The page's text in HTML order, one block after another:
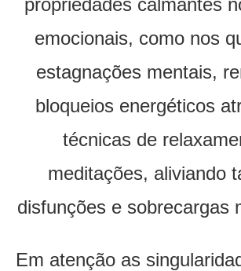
emocionais, como nos
estagnações mentais,
bloqueios energéticos
técnicas de
meditações, aliviando
disfunções e sobrecargas
Em atenção as